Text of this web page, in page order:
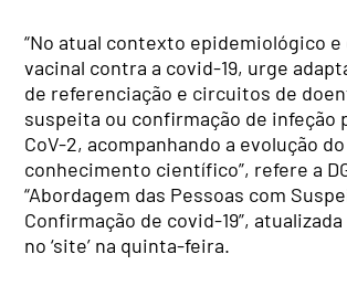
“No atual contexto epidemiológico
vacinal contra a covid-19, urge
de referenciação e circuitos de
suspeita ou confirmação de infeção
CoV-2, acompanhando a evolução do
conhecimento científico”, refere a
“Abordagem das Pessoas com
Confirmação de covid-19”,
no ‘site’ na quinta-feira.